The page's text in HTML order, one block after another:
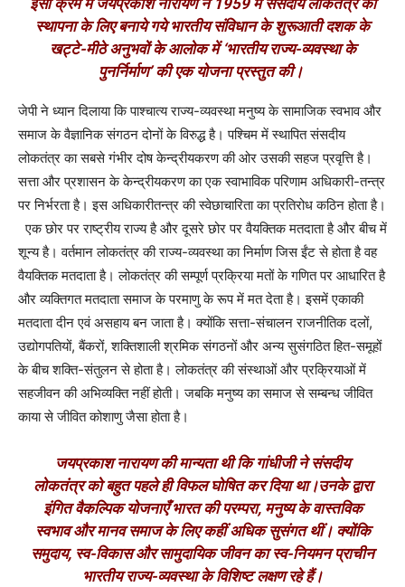
इसी क्रम में जयप्रकाश नारायण ने 1959 में संसदीय लोकतंत्र की
स्थापना के लिए बनाये गये भारतीय संविधान के शुरूआती दशक के
खट्टे-मीठे अनुभवों के आलोक में‘भारतीय राज्य-व्यवस्था के
पुनर्निर्माण’की एक योजना प्रस्तुत की।
जेपी ने ध्यान दिलाया कि पाश्चात्य राज्य-व्यवस्था मनुष्य के सामाजिक स्वभाव और
समाज के वैज्ञानिक संगठन दोनों के विरुद्ध है। पश्चिम में स्थापित संसदीय
लोकतंत्र का सबसे गंभीर दोष केन्द्रीयकरण की ओर उसकी सहज प्रवृत्ति है।
सत्ता और प्रशासन के केन्द्रीयकरण का एक स्वाभाविक परिणाम अधिकारी-तन्त्र
पर निर्भरता है। इस अधिकारीतन्त्र की स्वेछाचारिता का प्रतिरोध कठिन होता है।
एक छोर पर राष्ट्रीय राज्य है और दूसरे छोर पर वैयक्तिक मतदाता है और बीच में
शून्य है। वर्तमान लोकतंत्र की राज्य-व्यवस्था का निर्माण जिस ईंट से होता है वह
वैयक्तिक मतदाता है। लोकतंत्र की सम्पूर्ण प्रक्रिया मतों के गणित पर आधारित है
और व्यक्तिगत मतदाता समाज के परमाणु के रूप में मत देता है। इसमें एकाकी
मतदाता दीन एवं असहाय बन जाता है। क्योंकि सत्ता-संचालन राजनीतिक दलों,
उद्योगपतियों,बैंकरों,शक्तिशाली श्रमिक संगठनों और अन्य सुसंगठित हित-समूहों
के बीच शक्ति-संतुलन से होता है। लोकतंत्र की संस्थाओं और प्रक्रियाओं में
सहजीवन की अभिव्यक्ति नहीं होती। जबकि मनुष्य का समाज से सम्बन्ध जीवित
काया से जीवित कोशाणु जैसा होता है।
जयप्रकाश नारायण की मान्यता थी कि गांधीजी ने संसदीय
लोकतंत्र को बहुत पहले ही विफल घोषित कर दिया था।उनके द्वारा
इंगित वैकल्पिक योजनाएँ भारत की परम्परा, मनुष्य के वास्तविक
स्वभाव और मानव समाज के लिए कहीं अधिक सुसंगत थीं। क्योंकि
समुदाय, स्व-विकास और सामुदायिक जीवन का स्व-नियमन प्राचीन
भारतीय राज्य-व्यवस्था के विशिष्ट लक्षण रहे हैं।